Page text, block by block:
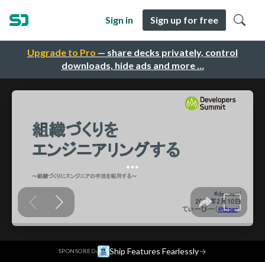
Upgrade to Pro — share decks privately, control
downloads, hide ads and more …
Sign in Sign up for free
SPONSORED· Ship Features Fearlessly→